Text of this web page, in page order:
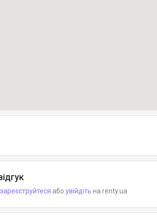
зареєструйтеся або увійдіть на renty.ua